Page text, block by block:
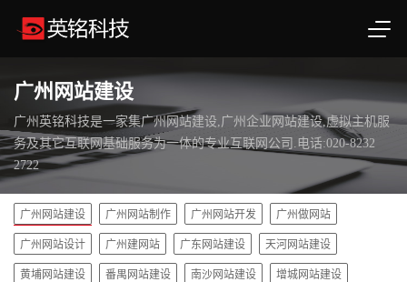
广州网站建设
广州英铭科技是一家集广州网站建设,广州企业网站建设,虚拟主机服
务及其它互联网基础服务为一体的专业互联网公司.电话:020-8232
2722
广州网站建设 广州网站制作 广州网站开发 广州做网站
广州网站设计 广州建网站 广东网站建设 天河网站建设
黄埔网站建设 番禺网站建设 南沙网站建设 增城网站建设